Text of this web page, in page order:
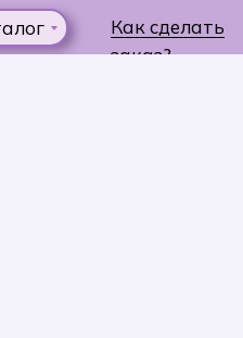
Как сделать
заказ?